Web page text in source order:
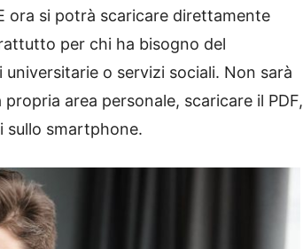
ora si potrà scaricare direttamente
per chi ha bisogno del
o servizi sociali. Non sarà
area personale, scaricare il PDF,
sullo smartphone.